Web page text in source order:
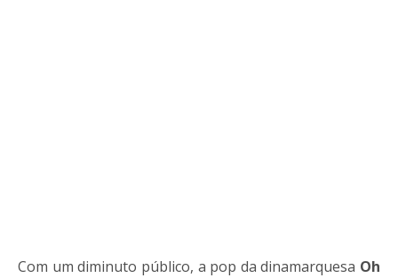
Com um diminuto público, a pop da dinamarquesa Oh